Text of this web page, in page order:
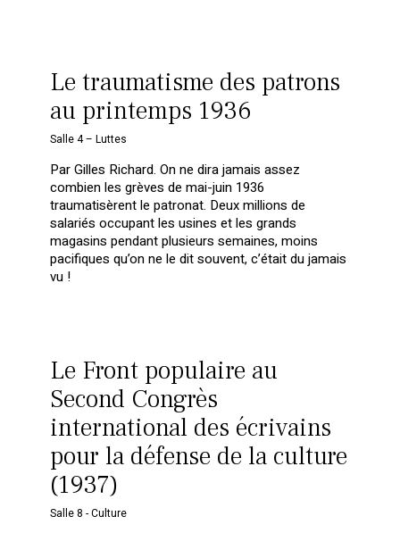
Le traumatisme des patrons
au printemps 1936
Salle 4 – Luttes
Par Gilles Richard. On ne dira jamais assez
combien les grèves de mai-juin 1936
traumatisèrent le patronat. Deux millions de
salariés occupant les usines et les grands
magasins pendant plusieurs semaines, moins
pacifiques qu’on ne le dit souvent, c’était du jamais
vu !
Le Front populaire au
Second Congrès
international des écrivains
pour la défense de la culture
(1937)
Salle 8 - Culture